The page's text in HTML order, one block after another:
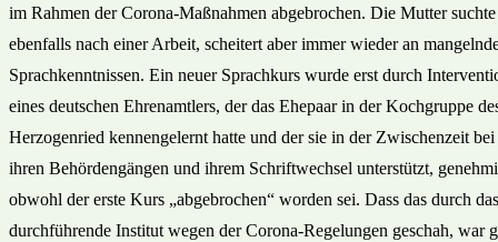
im Rahmen der Corona-Maßnahmen abgebrochen. Die Mutter suchte
ebenfalls nach einer Arbeit, scheitert aber immer wieder an
Sprachkenntnissen. Ein neuer Sprachkurs wurde erst durch
eines deutschen Ehrenamtlers, der das Ehepaar in der Kochgruppe
Herzogenried kennengelernt hatte und der sie in der Zwischenzeit bei
ihren Behördengängen und ihrem Schriftwechsel unterstützt,
obwohl der erste Kurs „abgebrochen“ worden sei. Dass das durch das
durchführende Institut wegen der Corona-Regelungen geschah, war